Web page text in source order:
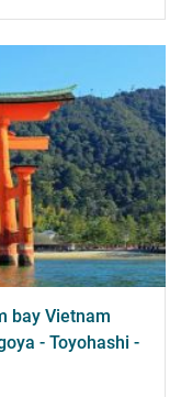
bay Vietnam
- Toyohashi -